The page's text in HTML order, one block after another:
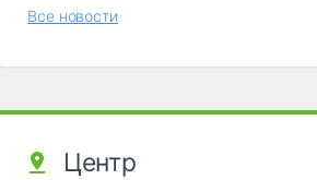
Все новости
Центр